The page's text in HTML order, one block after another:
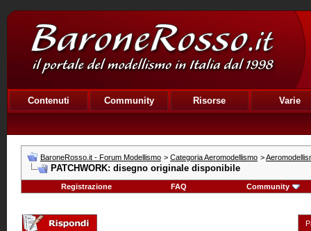
Contenuti Community Risorse Varie
BaroneRosso.it - Forum Modellismo > Categoria Aeromodellismo >
PATCHWORK: disegno originale disponibile
Registrazione FAQ Community